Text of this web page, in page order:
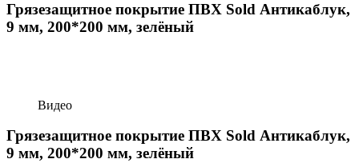
Грязезащитное покрытие ПВХ Sold Антикаблук,
9 мм, 200*200 мм, зелёный
Видео
Грязезащитное покрытие ПВХ Sold Антикаблук,
9 мм, 200*200 мм, зелёный